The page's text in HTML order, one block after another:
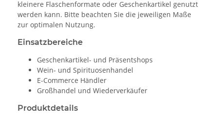
kleinere Flaschenformate oder Geschenkartikel genutzt
werden kann. Bitte beachten Sie die jeweiligen Maße
zur optimalen Nutzung.
Einsatzbereiche
Geschenkartikel- und Präsentshops
Wein- und Spirituosenhandel
E-Commerce Händler
Großhandel und Wiederverkäufer
Produktdetails